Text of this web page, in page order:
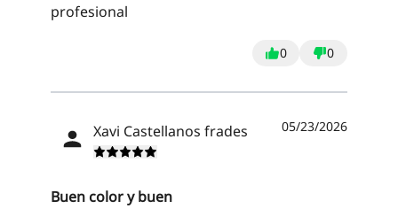
profesional
0 0
Xavi Castellanos frades 05/23/2026
Buen color y buen